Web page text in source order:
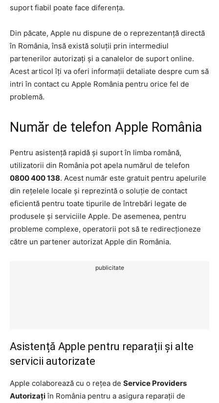
suport fiabil poate face diferența.
Din păcate, Apple nu dispune de o reprezentanță directă
în România, însă există soluții prin intermediul
partenerilor autorizați și a canalelor de suport online.
Acest articol îți va oferi informații detaliate despre cum să
intri în contact cu Apple România pentru orice fel de
problemă.
Număr de telefon Apple România
Pentru asistență rapidă și suport în limba română,
utilizatorii din România pot apela numărul de telefon
0800 400 138. Acest număr este gratuit pentru apelurile
din rețelele locale și reprezintă o soluție de contact
eficientă pentru toate tipurile de întrebări legate de
produsele și serviciile Apple. De asemenea, pentru
probleme complexe, operatorii pot să te redirecționeze
către un partener autorizat Apple din România.
publicitate
Asistență Apple pentru reparații și alte
servicii autorizate
Apple colaborează cu o rețea de Service Providers
Autorizațiîn România pentru a asigura reparații de